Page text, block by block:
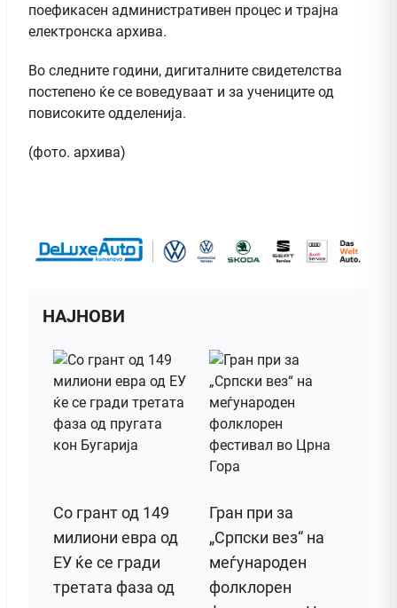
поефикасен административен процес и трајна
електронска архива.
Во следните години, дигиталните свидетелства
постепено ќе се воведуваат и за учениците од
повисоките одделенија.
(фото. архива)
НАЈНОВИ
Со грант од 149
милиони евра од
ЕУ ќе се гради
третата фаза од
Гран при за
„Српски вез“ на
меѓународен
фолклорен